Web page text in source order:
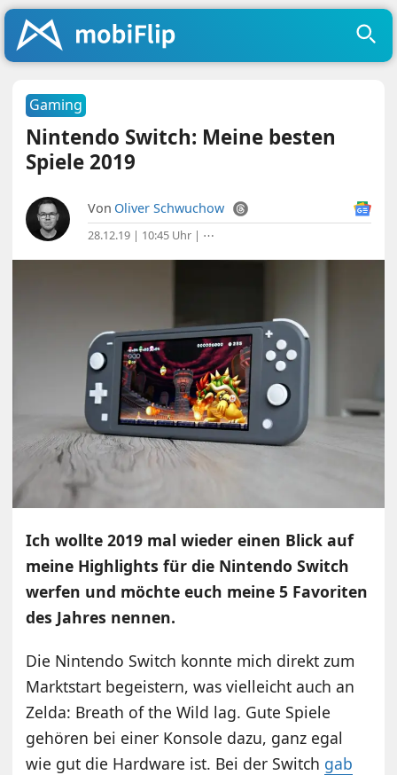
Gaming
Nintendo Switch: Meine besten
Spiele 2019
Von Oliver Schwuchow
28.12.19 | 10:45 Uhr | ⋯
Ich wollte 2019 mal wieder einen Blick auf
meine Highlights für die Nintendo Switch
werfen und möchte euch meine 5 Favoriten
des Jahres nennen.
Die Nintendo Switch konnte mich direkt zum
Marktstart begeistern, was vielleicht auch an
Zelda: Breath of the Wild lag. Gute Spiele
gehören bei einer Konsole dazu, ganz egal
wie gut die Hardware ist. Bei der Switch gab